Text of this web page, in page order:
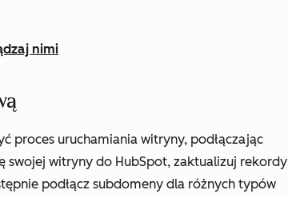
nimi
proces uruchamiania witryny, podłączając
swojej witryny do HubSpot, zaktualizuj rekordy
podłącz subdomeny dla różnych typów